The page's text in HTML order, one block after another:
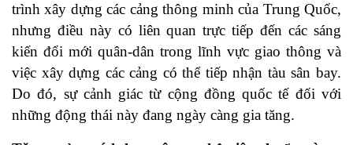
trình xây dựng các cảng thông minh của Trung Quốc,
nhưng điều này có liên quan trực tiếp đến các sáng
kiến đổi mới quân-dân trong lĩnh vực giao thông và
việc xây dựng các cảng có thể tiếp nhận tàu sân bay.
Do đó, sự cảnh giác từ cộng đồng quốc tế đối với
những động thái này đang ngày càng gia tăng.